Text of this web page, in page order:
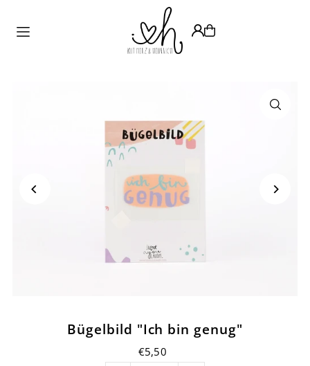
Translation missing: de.accessibility.skip_to_text
Bügelbild "Ich bin genug"
€5,50